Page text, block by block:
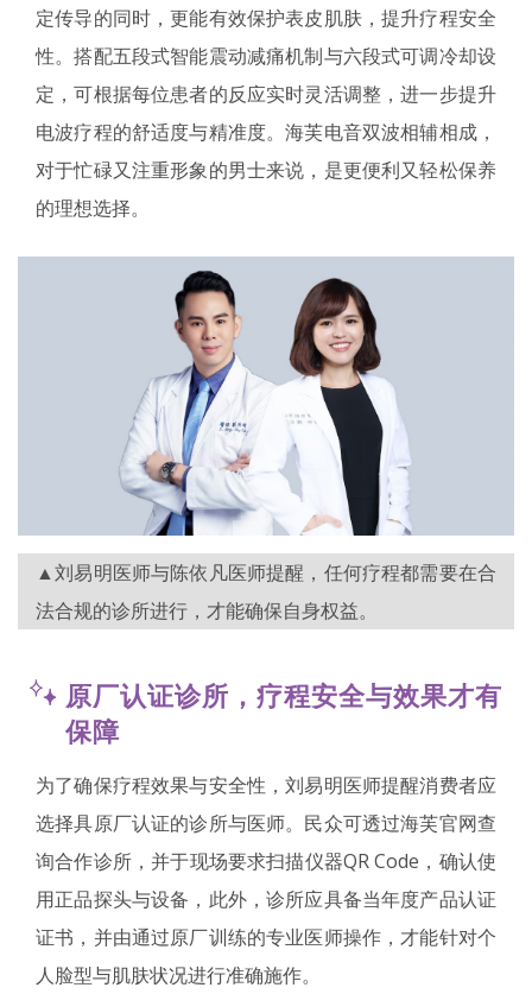
定传导的同时，更能有效保护表皮肌肤，提升疗程安全
性。搭配五段式智能震动减痛机制与六段式可调冷却设
定，可根据每位患者的反应实时灵活调整，进一步提升
电波疗程的舒适度与精准度。海芙电音双波相辅相成，
对于忙碌又注重形象的男士来说，是更便利又轻松保养
的理想选择。
▲刘易明医师与陈依凡医师提醒，任何疗程都需要在合
法合规的诊所进行，才能确保自身权益。
原厂认证诊所，疗程安全与效果才有
保障
为了确保疗程效果与安全性，刘易明医师提醒消费者应
选择具原厂认证的诊所与医师。民众可透过海芙官网查
询合作诊所，并于现场要求扫描仪器QR Code，确认使
用正品探头与设备，此外，诊所应具备当年度产品认证
证书，并由通过原厂训练的专业医师操作，才能针对个
人脸型与肌肤状况进行准确施作。